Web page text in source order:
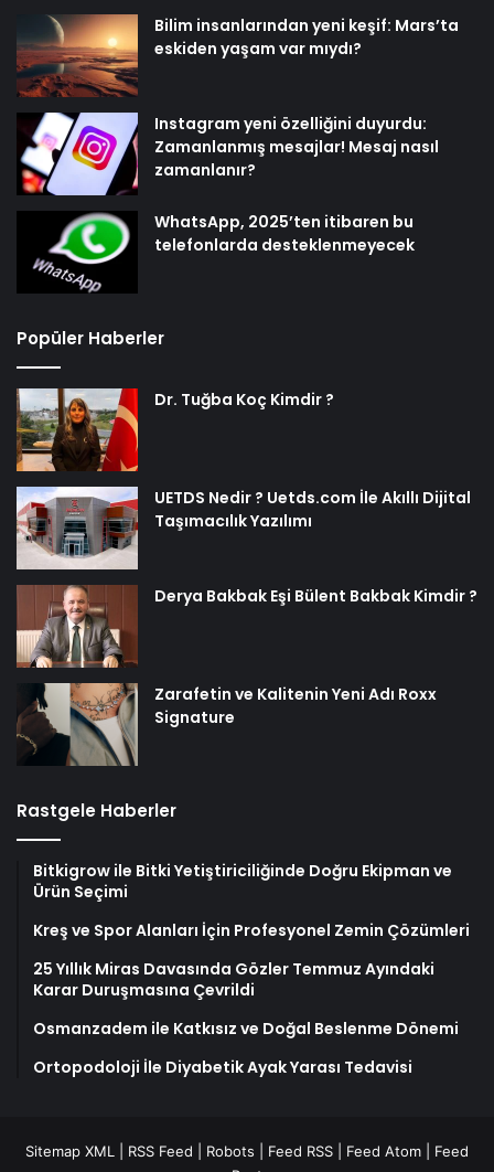
Bilim insanlarından yeni keşif: Mars’ta
eskiden yaşam var mıydı?
Instagram yeni özelliğini duyurdu:
Zamanlanmış mesajlar! Mesaj nasıl
zamanlanır?
WhatsApp, 2025’ten itibaren bu
telefonlarda desteklenmeyecek
Popüler Haberler
Dr. Tuğba Koç Kimdir ?
UETDS Nedir ? Uetds.com İle Akıllı Dijital
Taşımacılık Yazılımı
Derya Bakbak Eşi Bülent Bakbak Kimdir ?
Zarafetin ve Kalitenin Yeni Adı Roxx
Signature
Rastgele Haberler
Bitkigrow ile Bitki Yetiştiriciliğinde Doğru Ekipman ve
Ürün Seçimi
Kreş ve Spor Alanları İçin Profesyonel Zemin Çözümleri
25 Yıllık Miras Davasında Gözler Temmuz Ayındaki
Karar Duruşmasına Çevrildi
Osmanzadem ile Katkısız ve Doğal Beslenme Dönemi
Ortopodoloji İle Diyabetik Ayak Yarası Tedavisi
Sitemap XML RSS Feed Robots Feed RSS Feed Atom
Feed